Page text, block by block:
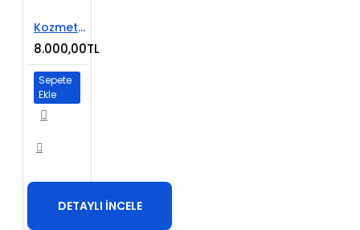
Kozmetik E-Ticaret Web Sitesi
8.000,00TL
Sepete
Ekle
DETAYLI İNCELE